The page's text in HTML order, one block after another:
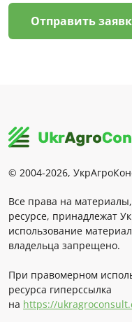
Отправить
© 2004-2026,
Все права на
ресурсе, принадлежат
использование
владельца запрещено.
При правомерном
ресурса гиперссылка
на https://